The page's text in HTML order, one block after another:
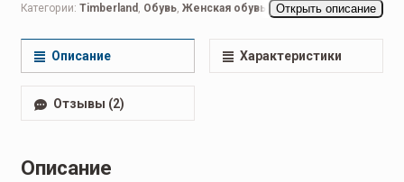
Категории: Timberland , Обувь, Женская обувь ,Ботинки женские
Открыть описание
Описание Характеристики
Отзывы (2)
Описание